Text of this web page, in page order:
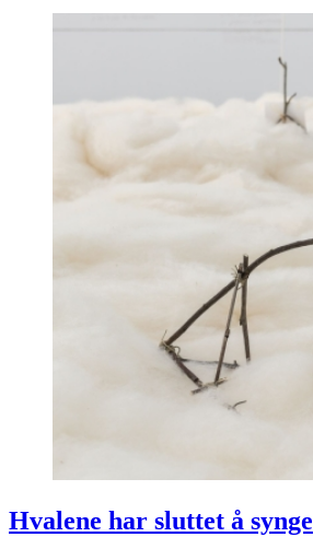
Hvalene har sluttet å synge